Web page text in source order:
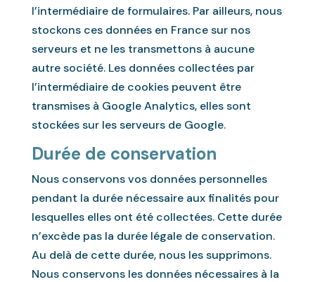
l’intermédiaire de formulaires. Par ailleurs, nous
stockons ces données en France sur nos
serveurs et ne les transmettons à aucune
autre société. Les données collectées par
l’intermédiaire de cookies peuvent être
transmises à Google Analytics, elles sont
stockées sur les serveurs de Google.
Durée de conservation
Nous conservons vos données personnelles
pendant la durée nécessaire aux finalités pour
lesquelles elles ont été collectées. Cette durée
n’excède pas la durée légale de conservation.
Au delà de cette durée, nous les supprimons.
Nous conservons les données nécessaires à la